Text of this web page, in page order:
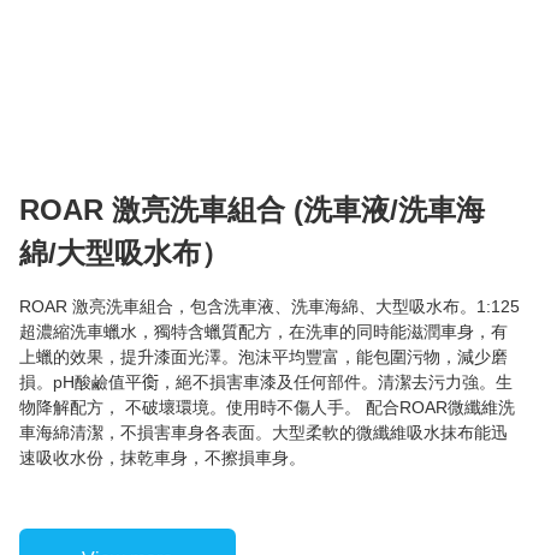
ROAR 激亮洗車組合 (洗車液/洗車海
綿/大型吸水布）
ROAR 激亮洗車組合，包含洗車液、洗車海綿、大型吸水布。1:125
超濃縮洗車蠟水，獨特含蠟質配方，在洗車的同時能滋潤車身，有
上蠟的效果，提升漆面光澤。泡沫平均豐富，能包圍污物，減少磨
損。pH酸鹼值平𧗽，絕不損害車漆及任何部件。清潔去污力強。生
物降解配方， 不破壞環境。使用時不傷人手。 配合ROAR微纖維洗
車海綿清潔，不損害車身各表面。大型柔軟的微纖維吸水抹布能迅
速吸收水份，抹乾車身，不擦損車身。